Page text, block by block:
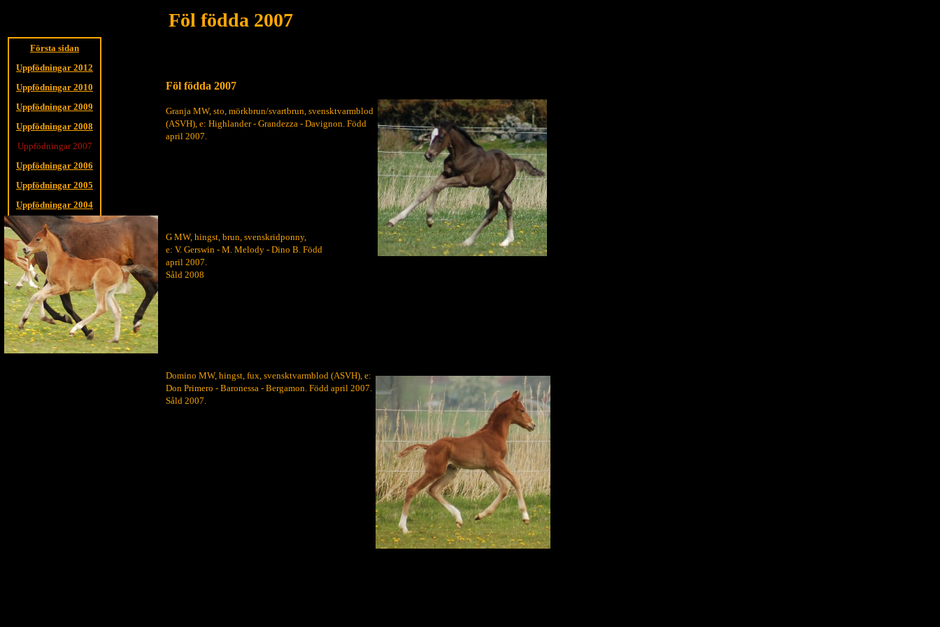
Föl födda 2007
Granja MW, sto, mörkbrun/svartbrun, svensktvarmblod
(ASVH), e: Highlander - Grandezza - Davignon. Född
april 2007.
G MW, hingst, brun, svenskridponny,
e: V. Gerswin - M. Melody - Dino B. Född
april 2007.
Såld 2008
Domino MW, hingst, fux, svensktvarmblod (ASVH), e:
Don Primero - Baronessa - Bergamon. Född april 2007.
Såld 2007.
Föl födda 2007
Första sidan
Uppfödningar 2012
Uppfödningar 2010
Uppfödningar 2009
Uppfödningar 2008
Uppfödningar 2007
Uppfödningar 2006
Uppfödningar 2005
Uppfödningar 2004
Uppfödningar 2003
Uppfödningar 2002